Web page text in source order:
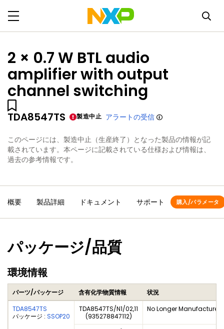
2 × 0.7 W BTL audio
amplifier with output
channel switching
TDA8547TS 製造中止 アラートの受信
このページには、製造中止（生産終了）となった製品の情報が記
載されています。本ページに記載されている仕様および情報は、
過去の参考情報です。
概要 製品詳細 ドキュメント サポート 購入/パラメータ
パッケージ/品質
環境情報
パーツ/パッケージ 含有化学物質情報
状況
TDA8547TS
パッケージ : SSOP20
TDA8547TS/N1/02,11
(935278847112)
No Longer Manufactured